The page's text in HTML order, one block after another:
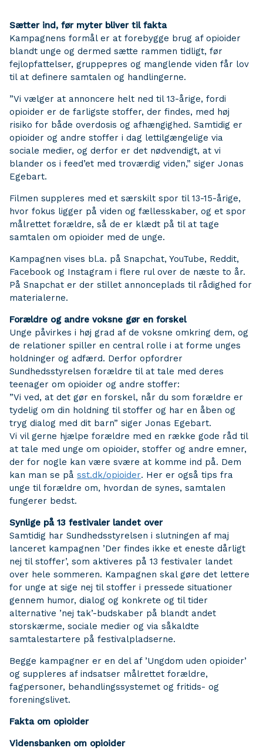
Sætter ind, før myter bliver til fakta
Kampagnens formål er at forebygge brug af opioider
blandt unge og dermed sætte rammen tidligt, før
fejlopfattelser, gruppepres og manglende viden får lov
til at definere samtalen og handlingerne.
”Vi vælger at annoncere helt ned til 13-årige, fordi
opioider er de farligste stoffer, der findes, med høj
risiko for både overdosis og afhængighed. Samtidig er
opioider og andre stoffer i dag lettilgængelige via
sociale medier, og derfor er det nødvendigt, at vi
blander os i feed’et med troværdig viden,” siger Jonas
Egebart.
Filmen suppleres med et særskilt spor til 13-15-årige,
hvor fokus ligger på viden og fællesskaber, og et spor
målrettet forældre, så de er klædt på til at tage
samtalen om opioider med de unge.
Kampagnen vises bl.a. på Snapchat, YouTube, Reddit,
Facebook og Instagram i flere rul over de næste to år.
På Snapchat er der stillet annonceplads til rådighed for
materialerne.
Forældre og andre voksne gør en forskel
Unge påvirkes i høj grad af de voksne omkring dem, og
de relationer spiller en central rolle i at forme unges
holdninger og adfærd. Derfor opfordrer
Sundhedsstyrelsen forældre til at tale med deres
teenager om opioider og andre stoffer:
”Vi ved, at det gør en forskel, når du som forældre er
tydelig om din holdning til stoffer og har en åben og
tryg dialog med dit barn” siger Jonas Egebart.
Vi vil gerne hjælpe forældre med en række gode råd til
at tale med unge om opioider, stoffer og andre emner,
der for nogle kan være svære at komme ind på. Dem
kan man se på sst.dk/opioider. Her er også tips fra
unge til forældre om, hvordan de synes, samtalen
fungerer bedst.
Synlige på 13 festivaler landet over
Samtidig har Sundhedsstyrelsen i slutningen af maj
lanceret kampagnen ’Der findes ikke et eneste dårligt
nej til stoffer’, som aktiveres på 13 festivaler landet
over hele sommeren. Kampagnen skal gøre det lettere
for unge at sige nej til stoffer i pressede situationer
gennem humor, dialog og konkrete og til tider
alternative ’nej tak’-budskaber på blandt andet
storskærme, sociale medier og via såkaldte
samtalestartere på festivalpladserne.
Begge kampagner er en del af ’Ungdom uden opioider’
og suppleres af indsatser målrettet forældre,
fagpersoner, behandlingssystemet og fritids- og
foreningslivet.
Fakta om opioider
Vidensbanken om opioider